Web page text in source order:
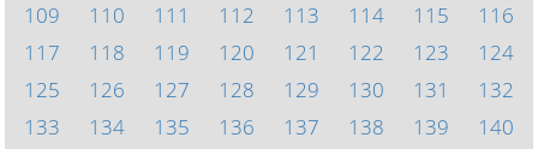
109
110 111 112 113 114 115
116
117
118 119 120 121 122 123
124
125
126 127 128 129 130 131
132
133
134 135 136 137 138 139
140